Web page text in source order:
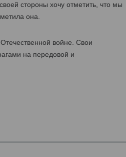
стороны хочу отметить, что мы
она.
войне. Свои
на передовой и